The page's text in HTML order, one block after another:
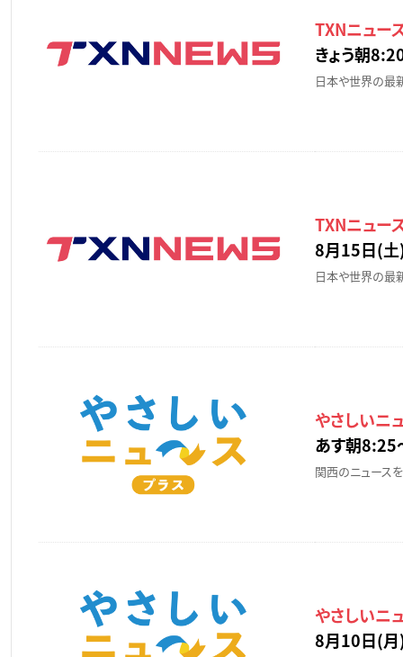
TXNニュー
きょう朝
日本や世界の最
TXNニュー
8月15日(
日本や世界の最
やさしいニ
あす朝
関西のニュースを
やさしいニ
8月10日(